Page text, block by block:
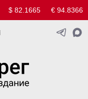
$ 82.1665 € 94.8366